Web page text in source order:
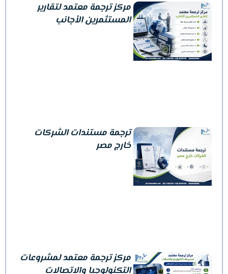
مركز ترجمة معتمد لتقارير
المستثمرين الأجانب
ترجمة مستندات الشركات
خارج مصر
مركز ترجمة معتمد لمشروعات
التكنولوجيا والاتصالات